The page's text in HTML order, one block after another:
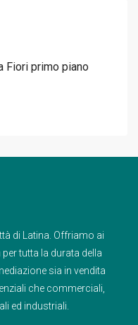
Fiori primo piano
di Latina. Offriamo ai
tutta la durata della
sia in vendita
che commerciali,
ed industriali.